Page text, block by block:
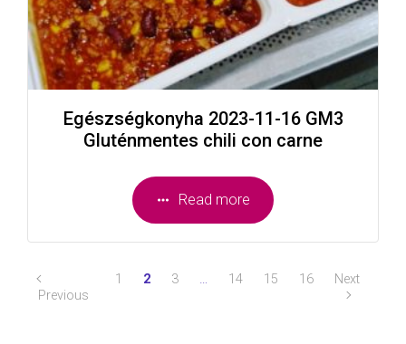
Egészségkonyha 2023-11-16 GM3
Gluténmentes chili con carne
Read more
Previous
1 2 3 … 14 15 16 Next